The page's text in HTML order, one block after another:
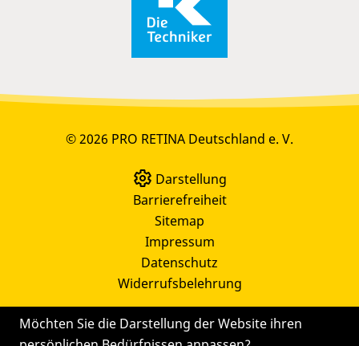
Möchten Sie die Darstellung der Website ihren
© 2026 PRO RETINA Deutschland e. V.
Darstellung
Barrierefreiheit
Sitemap
Impressum
Datenschutz
Widerrufsbelehrung